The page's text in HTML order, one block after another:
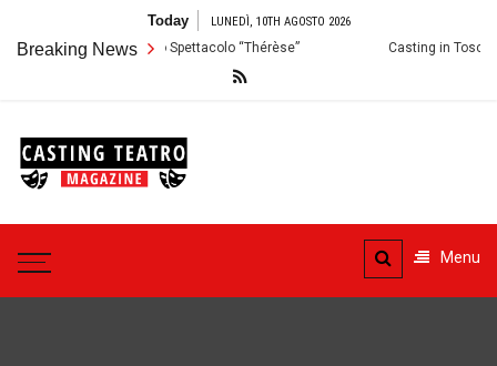
content
Today LUNEDÌ, 10TH AGOSTO 2026
Breaking News
Audizioni per lo Spettacolo “Thérèse” Casting in
teatrali
Menu